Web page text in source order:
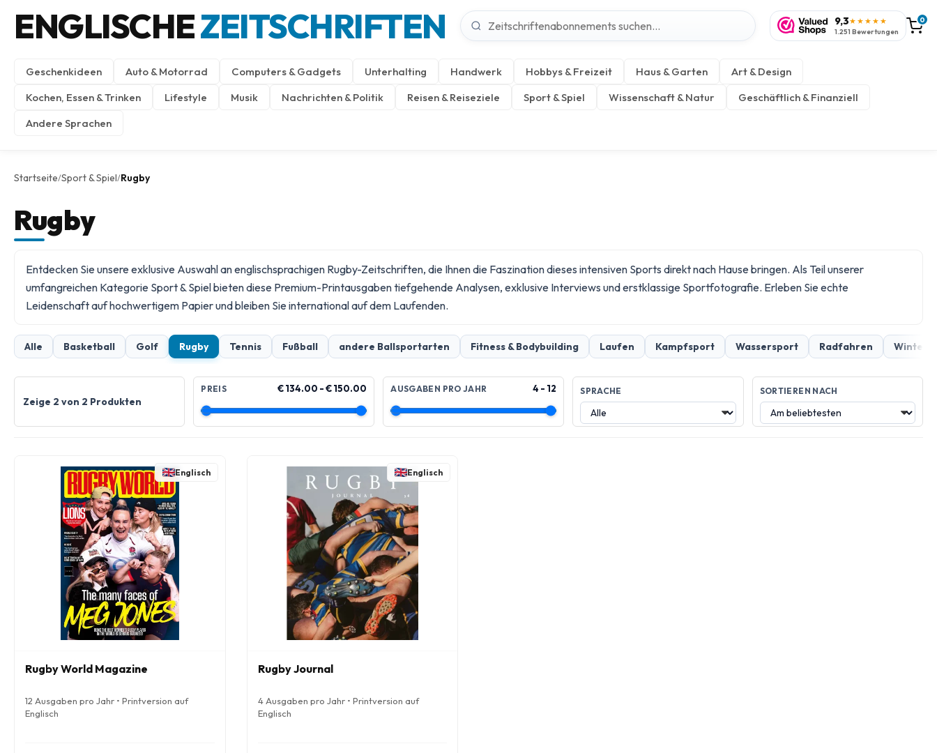
ENGLISCHEZEITSCHRIFTEN 9,3★★★★★
1.251 Bewertungen
0
Geschenkideen Auto & Motorrad Computers & Gadgets Unterhalting Handwerk Hobbys & Freizeit Haus & Garten
Art & Design
Kochen, Essen & Trinken
Lifestyle Musik Nachrichten & Politik Reisen & Reiseziele Sport & Spiel Wissenschaft & Natur
Geschäftlich & Finanziell
Andere Sprachen
Startseite/Sport & Spiel/Rugby
Rugby
Entdecken Sie unsere exklusive Auswahl an englischsprachigen Rugby-Zeitschriften, die Ihnen die Faszination dieses intensiven Sports direkt nach Hause bringen. Als Teil unserer
umfangreichen Kategorie Sport & Spielbieten diese Premium-Printausgaben tiefgehende Analysen, exklusive Interviews und erstklassige Sportfotografie. Erleben Sie echte
Leidenschaft auf hochwertigem Papier und bleiben Sie international auf dem Laufenden.
Alle Basketball Golf Rugby Tennis Fußball andere Ballsportarten Fitness & Bodybuilding Laufen Kampfsport Wassersport Radfahren Winter
Zeige 2 von 2 Produkten
PREIS € 134.00 - € 150.00 AUSGABEN PRO JAHR 4 - 12 SPRACHE SORTIEREN NACH
Englisch
Rugby World Magazine
12 Ausgaben pro Jahr • Printversion auf
Englisch
Englisch
Rugby Journal
4 Ausgaben pro Jahr • Printversion auf
Englisch